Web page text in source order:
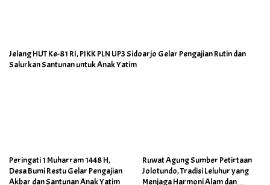
Jelang HUT Ke-81 RI, PIKK PLN UP3 Sidoarjo Gelar Pengajian Rutin dan
Salurkan Santunan untuk Anak Yatim
Peringati 1 Muharram 1448 H,
Desa Bumi Restu Gelar Pengajian
Akbar dan Santunan Anak Yatim
Ruwat Agung Sumber Petirtaan
Jolotundo, Tradisi Leluhur yang
Menjaga Harmoni Alam dan